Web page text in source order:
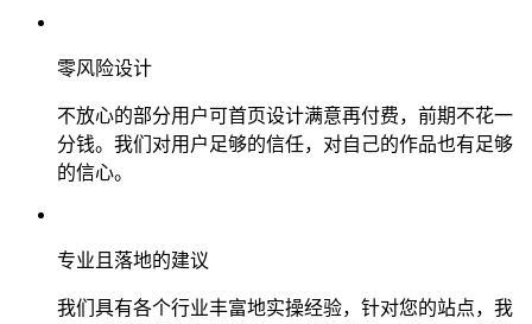
零风险设计
不放心的部分用户可首页设计满意再付费，前期不花一
分钱。我们对用户足够的信任，对自己的作品也有足够
的信心。
专业且落地的建议
我们具有各个行业丰富地实操经验，针对您的站点，我